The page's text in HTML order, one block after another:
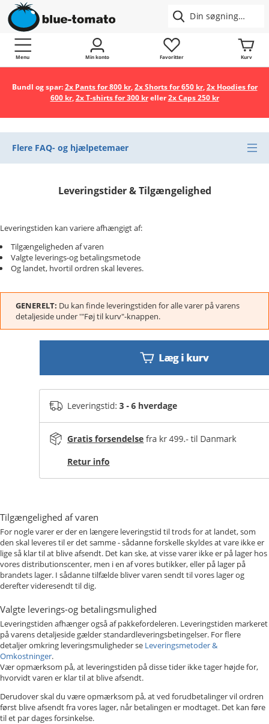
Menu Min konto Favoritter Kurv
Bundl og spar:2x Pants for 800 kr,2x Shorts for 650 kr,2x Hoodies for
600 kr,2x T-shirts for 300 kreller2x Caps 250 kr
Flere FAQ- og hjælpetemaer
Leveringstider & Tilgængelighed
Leveringstiden kan variere afhængigt af:
Tilgængeligheden af varen
Valgte leverings-og betalingsmetode
Og landet, hvortil ordren skal leveres.
GENERELT: Du kan finde leveringstiden for alle varer på varens
detaljeside under '"Føj til kurv"-knappen.
Tilgængelighed af varen
For nogle varer er der en længere leveringstid til trods for at landet, som
den skal leveres til er det samme - sådanne forskelle skyldes at vare ikke er
lige så klar til at blive afsendt. Det kan ske, at visse varer ikke er på lager hos
vores distributionscenter, men i en af vores butikker, eller på lager på
brandets lager. I sådanne tilfælde bliver varen sendt til vores lager og
derefter videresendt til dig.
Valgte leverings-og betalingsmulighed
Leveringstiden afhænger også af pakkefordeleren. Leveringstiden markeret
på varens detaljeside gælder standardleveringsbetingelser. For flere
detaljer omkring leveringsmuligheder se Leveringsmetoder &
Omkostninger.
Vær opmærksom på, at leveringstiden på disse tider ikke tager højde for,
hvorvidt varen er klar til at blive afsendt.
Derudover skal du være opmærksom på, at ved forudbetalinger vil ordren
først blive afsendt fra vores lager, når betalingen er modtaget. Det kan føre
til et par dages forsinkelse.